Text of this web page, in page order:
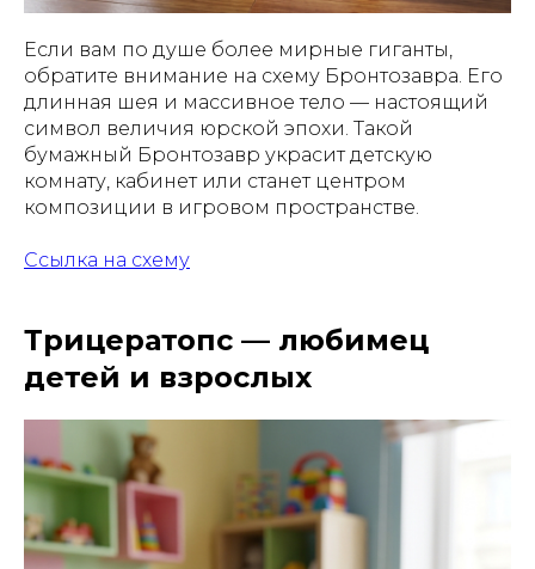
Если вам по душе более мирные гиганты,
обратите внимание на схему Бронтозавра. Его
длинная шея и массивное тело — настоящий
символ величия юрской эпохи. Такой
бумажный Бронтозавр украсит детскую
комнату, кабинет или станет центром
композиции в игровом пространстве.
Ссылка на схему
Трицератопс — любимец
детей и взрослых